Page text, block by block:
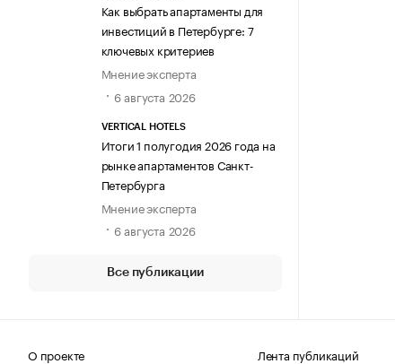
Как выбрать апартаменты для
инвестиций в Петербурге: 7
ключевых критериев
Мнение эксперта
6 августа 2026
VERTICAL HOTELS
Итоги 1 полугодия 2026 года на
рынке апартаментов Санкт-
Петербурга
Мнение эксперта
6 августа 2026
Все публикации
О проекте
Лента публикаций